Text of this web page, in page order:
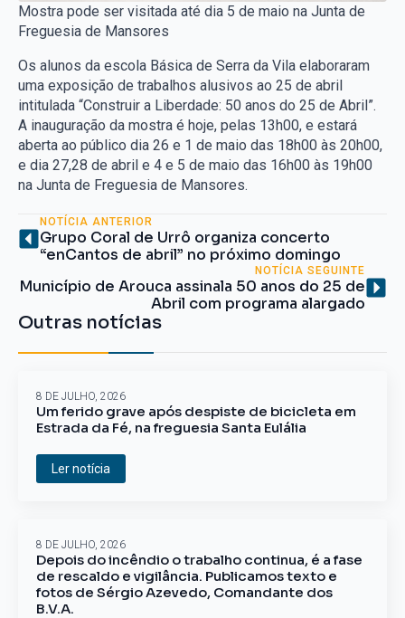
Mostra pode ser visitada até dia 5 de maio na Junta de
Freguesia de Mansores
Os alunos da escola Básica de Serra da Vila elaboraram
uma exposição de trabalhos alusivos ao 25 de abril
intitulada “Construir a Liberdade: 50 anos do 25 de Abril”.
A inauguração da mostra é hoje, pelas 13h00, e estará
aberta ao público dia 26 e 1 de maio das 18h00 às 20h00,
e dia 27,28 de abril e 4 e 5 de maio das 16h00 às 19h00
na Junta de Freguesia de Mansores.
NOTÍCIA ANTERIOR
Grupo Coral de Urrô organiza concerto
“enCantos de abril” no próximo domingo
NOTÍCIA SEGUINTE
Município de Arouca assinala 50 anos do 25 de
Abril com programa alargado
Outras notícias
Um ferido grave após despiste de bicicleta em
Estrada da Fé, na freguesia Santa Eulália
8 DE JULHO, 2026
Ler notícia
Depois do incêndio o trabalho continua, é a fase
de rescaldo e vigilância. Publicamos texto e
fotos de Sérgio Azevedo, Comandante dos
B.V.A.
8 DE JULHO, 2026